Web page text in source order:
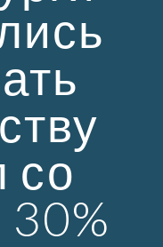
со
30%